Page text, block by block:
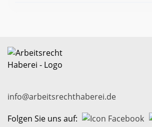
info@arbeitsrechthaberei.de
Folgen Sie uns auf: